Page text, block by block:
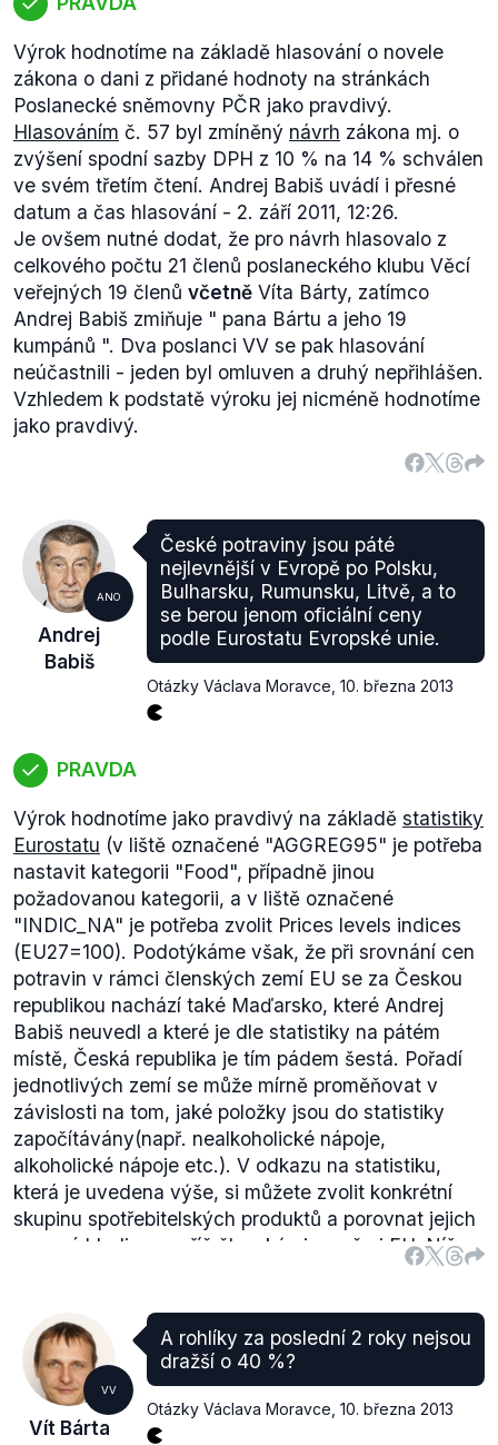
Výrok hodnotíme na základě hlasování o novele
zákona o dani z přidané hodnoty na stránkách
Poslanecké sněmovny PČR jako pravdivý.
Hlasováním č. 57 byl zmíněný návrh zákona mj. o
zvýšení spodní sazby DPH z 10 % na 14 % schválen
ve svém třetím čtení. Andrej Babiš uvádí i přesné
datum a čas hlasování - 2. září 2011, 12:26.
Je ovšem nutné dodat, že pro návrh hlasovalo z
celkového počtu 21 členů poslaneckého klubu Věcí
veřejných 19 členů včetně Víta Bárty, zatímco
Andrej Babiš zmiňuje " pana Bártu a jeho 19
kumpánů ". Dva poslanci VV se pak hlasování
neúčastnili - jeden byl omluven a druhý nepřihlášen.
Vzhledem k podstatě výroku jej nicméně hodnotíme
jako pravdivý.
ANO
Andrej
Babiš
České potraviny jsou páté
nejlevnější v Evropě po Polsku,
Bulharsku, Rumunsku, Litvě, a to
se berou jenom oficiální ceny
podle Eurostatu Evropské unie.
Otázky Václava Moravce 10. března 2013
PRAVDA
Výrok hodnotíme jako pravdivý na základě statistiky
Eurostatu (v liště označené "AGGREG95" je potřeba
nastavit kategorii "Food", případně jinou
požadovanou kategorii, a v liště označené
"INDIC_NA" je potřeba zvolit Prices levels indices
(EU27=100). Podotýkáme však, že při srovnání cen
potravin v rámci členských zemí EU se za Českou
republikou nachází také Maďarsko, které Andrej
Babiš neuvedl a které je dle statistiky na pátém
místě, Česká republika je tím pádem šestá. Pořadí
jednotlivých zemí se může mírně proměňovat v
závislosti na tom, jaké položky jsou do statistiky
započítávány(např. nealkoholické nápoje,
alkoholické nápoje etc.). V odkazu na statistiku,
která je uvedena výše, si můžete zvolit konkrétní
skupinu spotřebitelských produktů a porovnat jejich
cenové hladiny napříč členskými zeměmi EU. Níže
uvádíme výňatek ze statistiky, kde je index cenové
definován vůči průměru cenové hladiny potravin v
rámci celé EU, který je roven 100. V tabulce je
uvedeno pouze posledních šest zemích s nejnižším
indexem, odkaz na celkový přehled všech zemí
naleznetezde.
VV
Vít Bárta
A rohlíky za poslední 2 roky nejsou
dražší o 40 %?
Otázky Václava Moravce 10. března 2013